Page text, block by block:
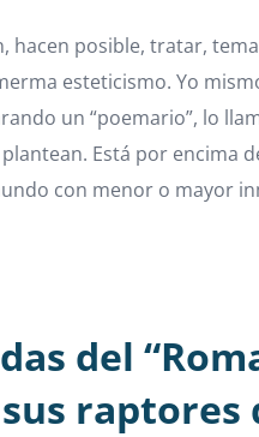
hacen posible, tratar,
esteticismo. Yo
un “poemario”, lo
Está por
con menor o mayor
del